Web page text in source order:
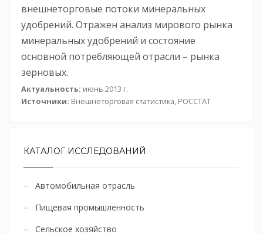
внешнеторговые потоки минеральных
удобрений. Отражен анализ мирового рынка
минеральных удобрений и состояние
основной потребляющей отрасли – рынка
зерновых.
Актуальность: июнь 2013 г.
Источники: Внешнеторговая статистика, РОССТАТ
КАТАЛОГ ИССЛЕДОВАНИЙ
Автомобильная отрасль
Пищевая промышленность
Сельское хозяйство